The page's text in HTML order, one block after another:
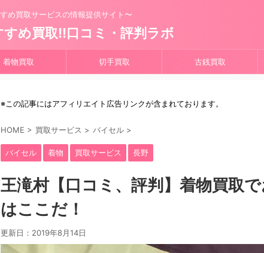
め買取サービスの情報提供サイト〜
すめ買取!!口コミ・評判ラボ
着物買取 切手買取 古銭買取
※この記事にはアフィリエイト広告リンクが含まれております。
HOME > 買取サービス > バイセル >
バイセル 着物 買取サービス 長野
王滝村【口コミ、評判】着物買取
はここだ！
更新日： 2019年8月14日